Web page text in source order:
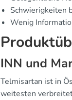
Schwierigkeiten
Wenig
INN und
Telmisartan ist in
weitesten